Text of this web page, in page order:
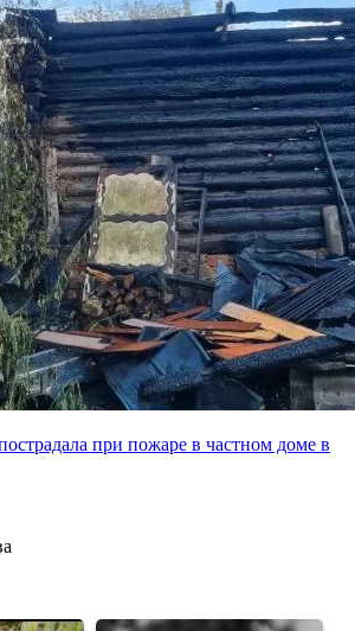
при пожаре в частном доме в